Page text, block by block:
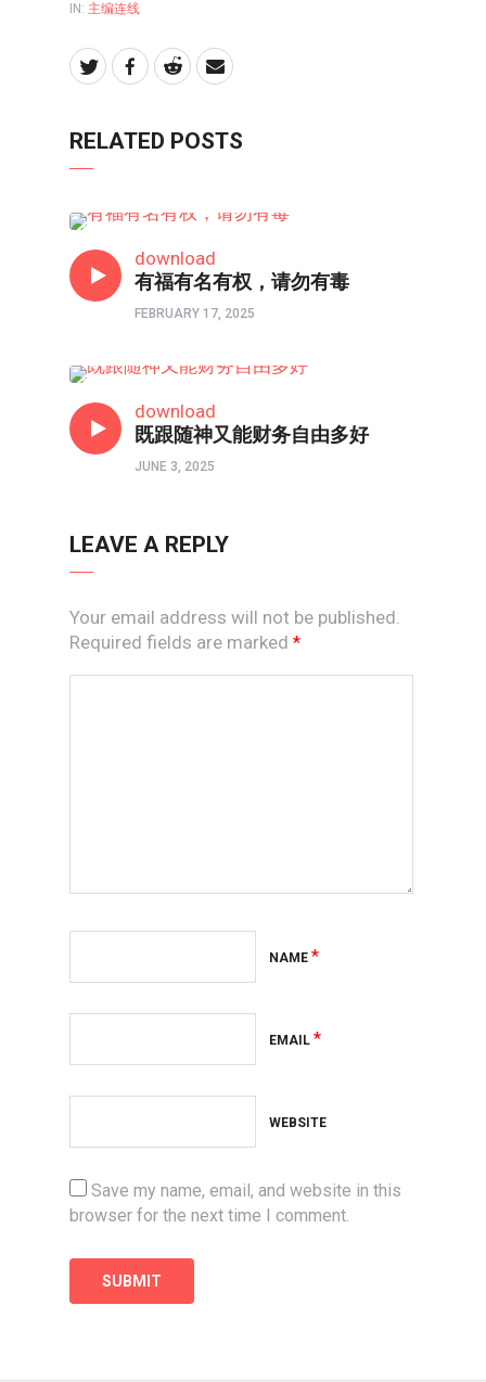
IN: 主编连线
RELATED POSTS
download
有福有名有权，请勿有毒
FEBRUARY 17, 2025
download
既跟随神又能财务自由多好
JUNE 3, 2025
LEAVE A REPLY
Your email address will not be published.
Required fields are marked *
NAME *
EMAIL *
WEBSITE
Save my name, email, and website in this
browser for the next time I comment.